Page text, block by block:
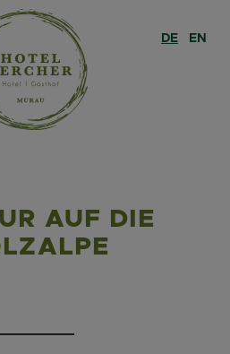
AUF DIE
DE EN